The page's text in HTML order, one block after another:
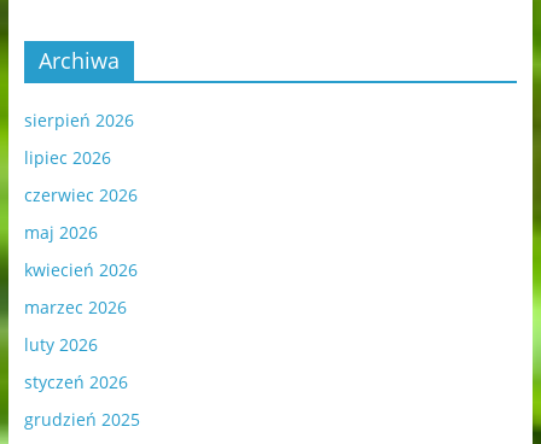
Archiwa
sierpień 2026
lipiec 2026
czerwiec 2026
maj 2026
kwiecień 2026
marzec 2026
luty 2026
styczeń 2026
grudzień 2025